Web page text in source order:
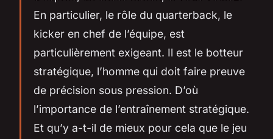
En particulier, le rôle du quarterback, le
kicker en chef de l’équipe, est
particulièrement exigeant. Il est le botteur
stratégique, l’homme qui doit faire preuve
de précision sous pression. D’où
l’importance de l’entraînement stratégique.
Et qu’y a-t-il de mieux pour cela que le jeu